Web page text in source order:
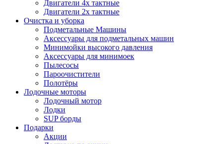
Двигатели 4х тактные
Двигатели 2х тактные
Очистка и уборка
Подметальные Машины
Аксессуары для подметальных машин
Минимойки высокого давления
Аксессуары для минимоек
Пылесосы
Пароочистители
Полотёры
Лодочные моторы
Лодочный мотор
Лодки
SUP борды
Подарки
Акции